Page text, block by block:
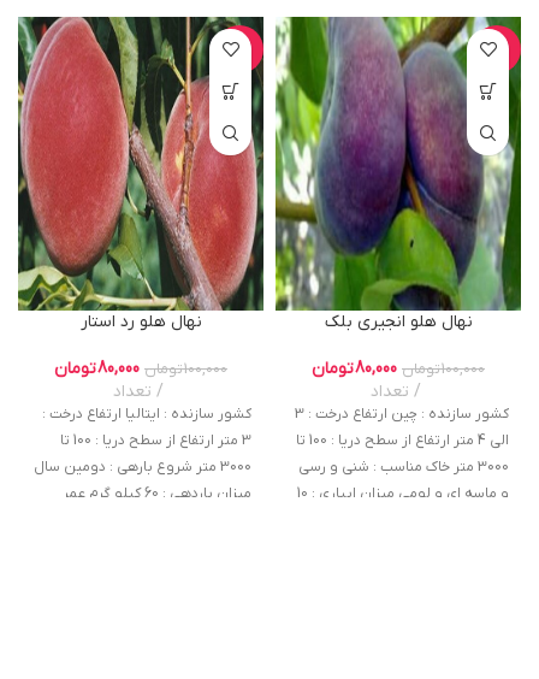
-20%
نهال هلو انجیری بلک
100,000تومان 80,000تومان
تعداد
کشور سازنده : چین ارتفاع درخت : 3
الی 4 متر ارتفاع از سطح دریا : 100 تا
3000 متر خاک مناسب : شنی و رسی
و ماسه ای و لومی میزان ابیاری : 10
-20%
نهال هلو رد استار
100,000تومان 80,000تومان
تعداد
کشور سازنده : ایتالیا ارتفاع درخت :
3 متر ارتفاع از سطح دریا : 100 تا
3000 متر شروع بارهی : دومین سال
میزان باردهی : 60 کیلو گرم عمر